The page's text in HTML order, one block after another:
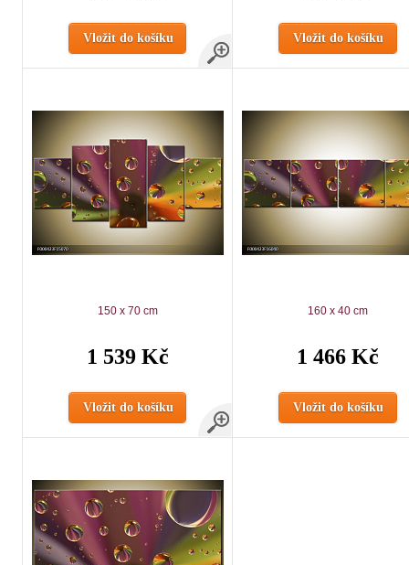
Vložit do košíku Vložit do košíku
150 x 70 cm
1 539 Kč
Vložit do košíku
160 x 40 cm
1 466 Kč
Vložit do košíku